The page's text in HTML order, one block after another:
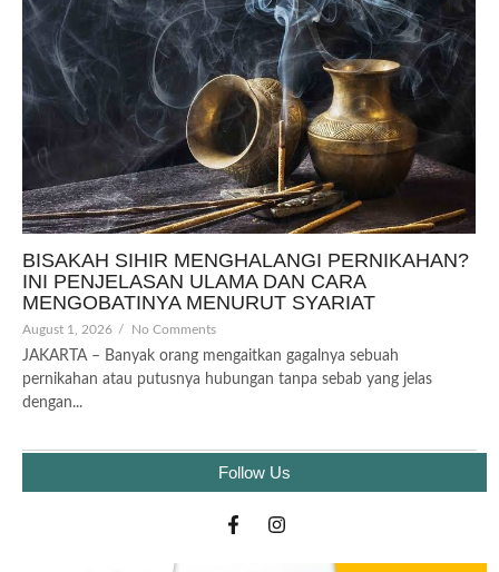
BISAKAH SIHIR MENGHALANGI PERNIKAHAN?
INI PENJELASAN ULAMA DAN CARA
MENGOBATINYA MENURUT SYARIAT
August 1, 2026 / No Comments
JAKARTA – Banyak orang mengaitkan gagalnya sebuah
pernikahan atau putusnya hubungan tanpa sebab yang jelas
dengan...
Follow Us